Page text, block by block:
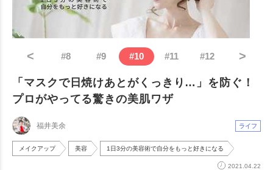
< #8 #9 #10 #11 #12 >
「マスクで日焼けあとがくっきり…」を防ぐ！
プロがやってる驚きの美肌ワザ
福井美余 ライフ
メイクアップ 美容 1日3分の美容術で自分をもっと好きになる
2021.04.22